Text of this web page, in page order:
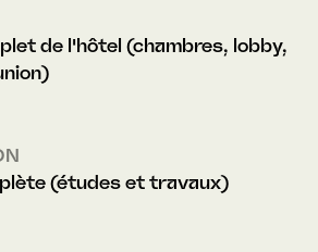
de l'hôtel (chambres, lobby,
(études et travaux)